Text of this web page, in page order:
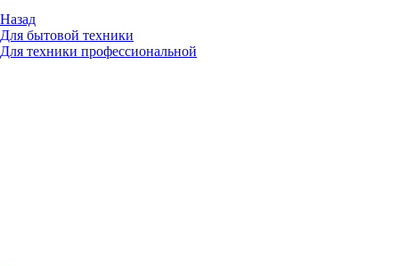
Назад
Для бытовой техники
Для техники профессиональной